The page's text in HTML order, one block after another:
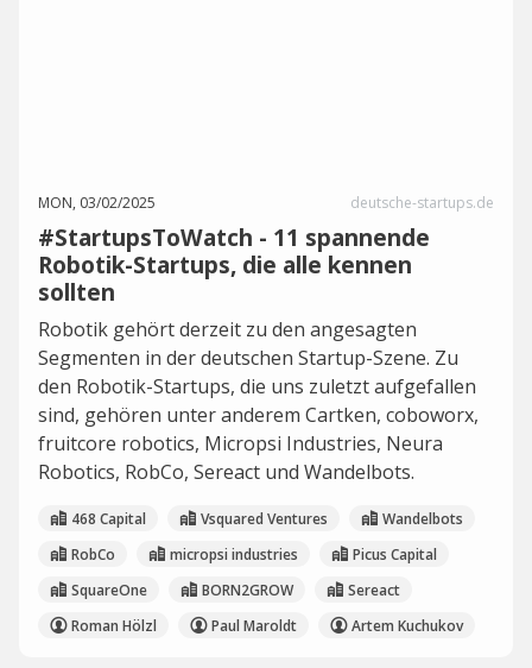
MON, 03/02/2025 deutsche-startups.de
#StartupsToWatch - 11 spannende
Robotik-Startups, die alle kennen
sollten
Robotik gehört derzeit zu den angesagten
Segmenten in der deutschen Startup-Szene. Zu
den Robotik-Startups, die uns zuletzt aufgefallen
sind, gehören unter anderem Cartken, coboworx,
fruitcore robotics, Micropsi Industries, Neura
Robotics, RobCo, Sereact und Wandelbots.
468 Capital Vsquared Ventures
Wandelbots
RobCo
micropsi industries
Picus Capital
SquareOne
BORN2GROW
Sereact
Roman Hölzl
Paul Maroldt Artem Kuchukov